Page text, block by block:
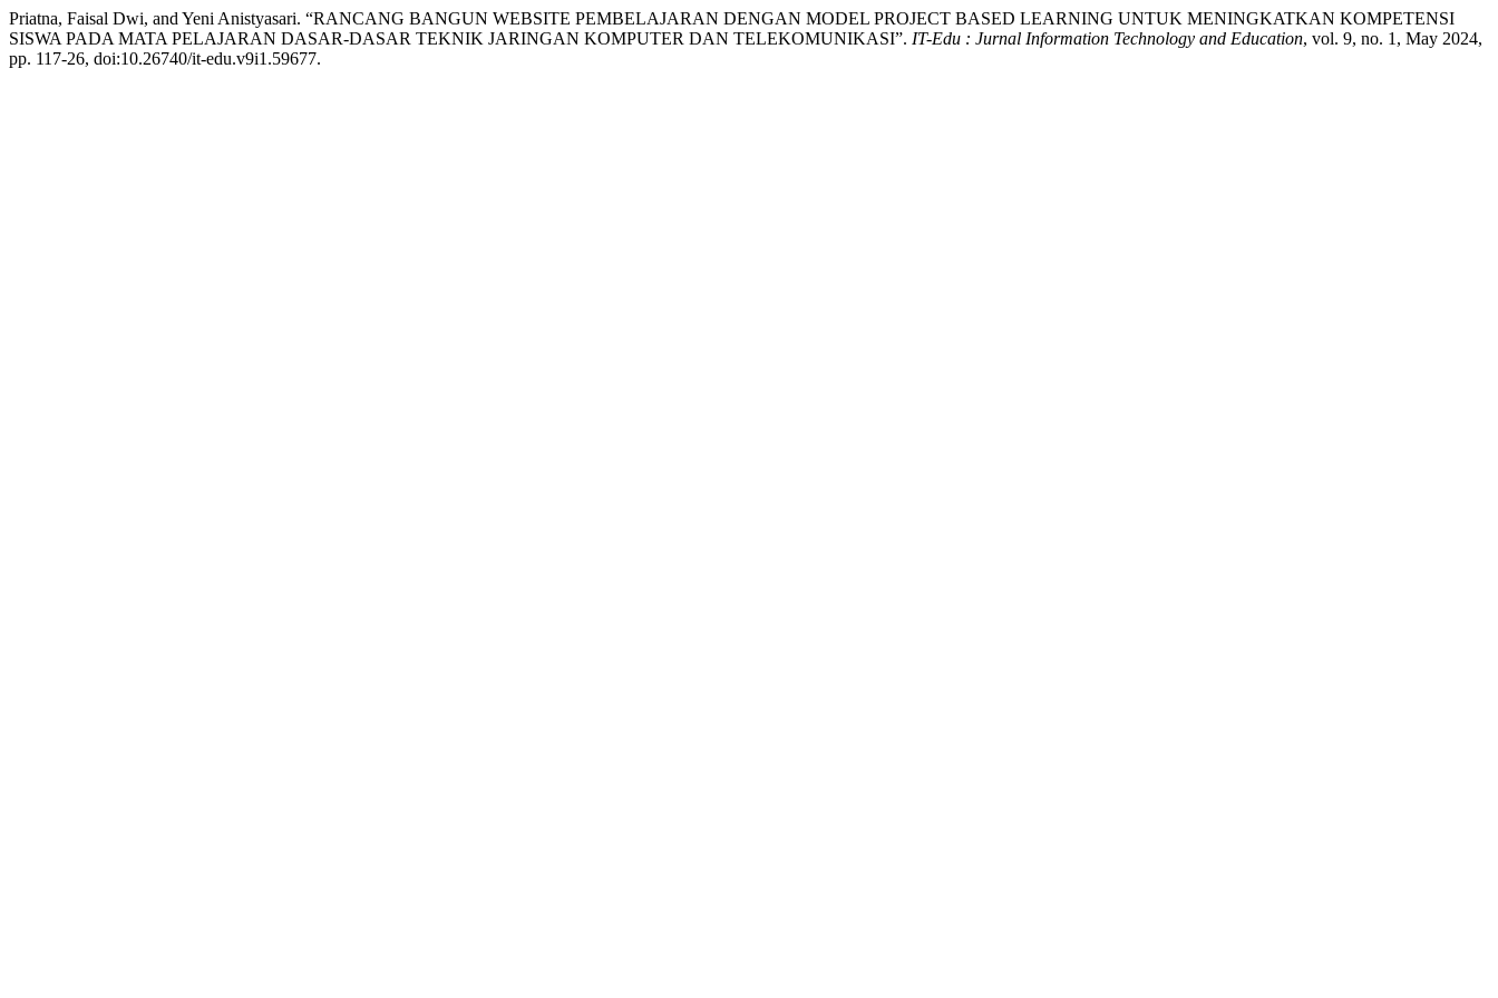
Priatna, Faisal Dwi, and Yeni Anistyasari. “RANCANG BANGUN WEBSITE PEMBELAJARAN DENGAN MODEL PROJECT BASED LEARNING UNTUK MENINGKATKAN KOMPETENSI
SISWA PADA MATA PELAJARAN DASAR-DASAR TEKNIK JARINGAN KOMPUTER DAN TELEKOMUNIKASI”. IT-Edu : Jurnal Information Technology and Education, vol. 9, no. 1, May 2024,
pp. 117-26, doi:10.26740/it-edu.v9i1.59677.